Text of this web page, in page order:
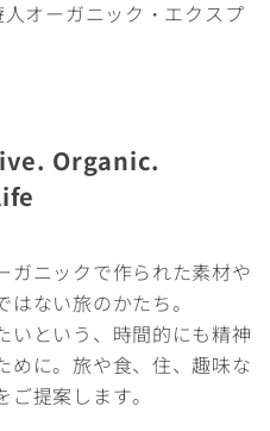
オーガニック・エクスプ
Organic.
ガニックで作られた素材や
ない旅のかたち。
いという、時間的にも精神
めに。旅や食、住、趣味な
提案します。